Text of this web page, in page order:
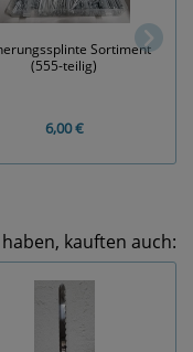
Sortiment
(555-teilig)
6,00 €
kauften auch: